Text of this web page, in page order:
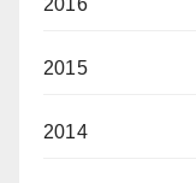
2015
2014